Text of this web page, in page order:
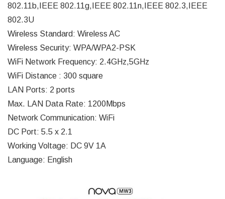
802.11b,IEEE 802.11g,IEEE 802.11n,IEEE 802.3,IEEE
802.3U
Wireless Standard: Wireless AC
Wireless Security: WPA/WPA2-PSK
WiFi Network Frequency: 2.4GHz,5GHz
WiFi Distance : 300 square
LAN Ports: 2 ports
Max. LAN Data Rate: 1200Mbps
Network Communication: WiFi
DC Port: 5.5 x 2.1
Working Voltage: DC 9V 1A
Language: English